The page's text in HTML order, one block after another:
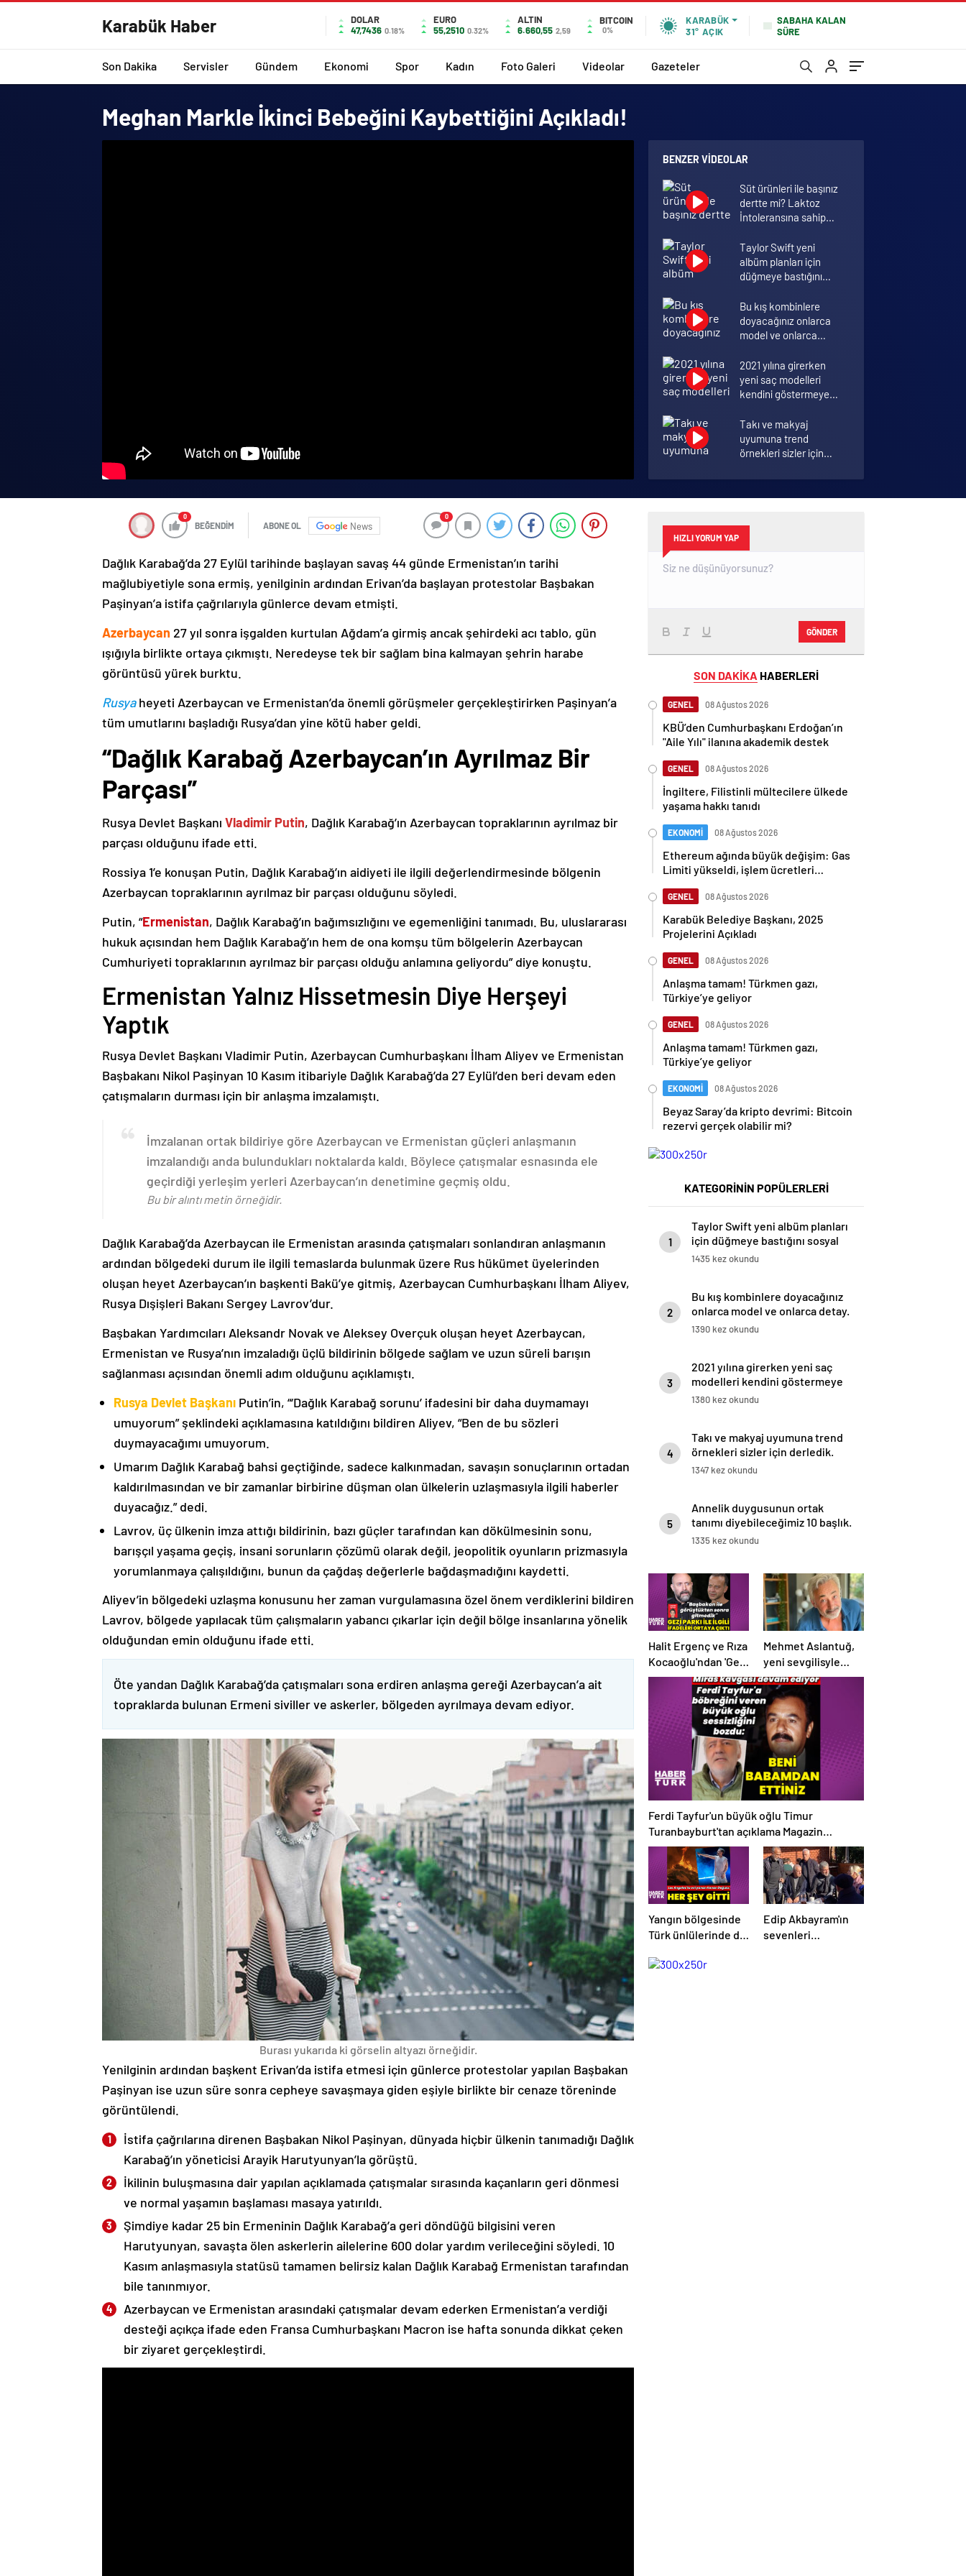
Karabük Haber
DOLAR
47,7436 0.18%
EURO
55,2510 0.32%
ALTIN
6.660,55 2,59
BITCOIN
0%
KARABÜK
31° AÇIK
SABAHA KALAN
SÜRE
Son Dakika Servisler Gündem Ekonomi Spor Kadın Foto Galeri Videolar Gazeteler
Meghan Markle İkinci Bebeğini Kaybettiğini Açıkladı!
BENZER VIDEOLAR
Süt ürünleri ile başınız
dertte mi? Laktoz
İntoleransına sahip
Taylor Swift yeni
albüm planları için
düğmeye bastığını
duyurdu!
Bu kış kombinlere
doyacağınız onlarca
model ve onlarca
2021 yılına girerken
yeni saç modelleri
kendini göstermeye
Takı ve makyaj
uyumuna trend
örnekleri sizler için
Annelik duygusunun
ortak tanımı
başlık.
0
BEĞENDİM ABONE OL News
0
Dağlık Karabağ’da 27 Eylül tarihinde başlayan savaş 44 günde Ermenistan’ın tarihi
mağlubiyetiyle sona ermiş, yenilginin ardından Erivan’da başlayan protestolar Başbakan
Paşinyan’a istifa çağrılarıyla günlerce devam etmişti.
Azerbaycan 27 yıl sonra işgalden kurtulan Ağdam’a girmiş ancak şehirdeki acı tablo, gün
ışığıyla birlikte ortaya çıkmıştı. Neredeyse tek bir sağlam bina kalmayan şehrin harabe
görüntüsü yürek burktu.
Rusyaheyeti Azerbaycan ve Ermenistan’da önemli görüşmeler gerçekleştirirken Paşinyan’a
tüm umutlarını başladığı Rusya’dan yine kötü haber geldi.
“Dağlık Karabağ Azerbaycan’ın Ayrılmaz Bir
Parçası”
Rusya Devlet Başkanı Vladimir Putin, Dağlık Karabağ’ın Azerbaycan topraklarının ayrılmaz bir
parçası olduğunu ifade etti.
Rossiya 1’e konuşan Putin, Dağlık Karabağ’ın aidiyeti ile ilgili değerlendirmesinde bölgenin
Azerbaycan topraklarının ayrılmaz bir parçası olduğunu söyledi.
Putin, “Ermenistan, Dağlık Karabağ’ın bağımsızlığını ve egemenliğini tanımadı. Bu, uluslararası
hukuk açısından hem Dağlık Karabağ’ın hem de ona komşu tüm bölgelerin Azerbaycan
Cumhuriyeti topraklarının ayrılmaz bir parçası olduğu anlamına geliyordu” diye konuştu.
Ermenistan Yalnız Hissetmesin Diye Herşeyi
Yaptık
Rusya Devlet Başkanı Vladimir Putin, Azerbaycan Cumhurbaşkanı İlham Aliyev ve Ermenistan
Başbakanı Nikol Paşinyan 10 Kasım itibariyle Dağlık Karabağ’da 27 Eylül’den beri devam eden
çatışmaların durması için bir anlaşma imzalamıştı.
İmzalanan ortak bildiriye göre Azerbaycan ve Ermenistan güçleri anlaşmanın
imzalandığı anda bulundukları noktalarda kaldı. Böylece çatışmalar esnasında ele
geçirdiği yerleşim yerleri Azerbaycan’ın denetimine geçmiş oldu.
Bu bir alıntı metin örneğidir.
Dağlık Karabağ’da Azerbaycan ile Ermenistan arasında çatışmaları sonlandıran anlaşmanın
ardından bölgedeki durum ile ilgili temaslarda bulunmak üzere Rus hükümet üyelerinden
oluşan heyet Azerbaycan’ın başkenti Bakü’ye gitmiş, Azerbaycan Cumhurbaşkanı İlham Aliyev,
Rusya Dışişleri Bakanı Sergey Lavrov’dur.
Başbakan Yardımcıları Aleksandr Novak ve Aleksey Overçuk oluşan heyet Azerbaycan,
Ermenistan ve Rusya’nın imzaladığı üçlü bildirinin bölgede sağlam ve uzun süreli barışın
sağlanması açısından önemli adım olduğunu açıklamıştı.
Rusya Devlet Başkanı Putin’in, “‘Dağlık Karabağ sorunu’ ifadesini bir daha duymamayı
umuyorum” şeklindeki açıklamasına katıldığını bildiren Aliyev, “Ben de bu sözleri
duymayacağımı umuyorum.
Umarım Dağlık Karabağ bahsi geçtiğinde, sadece kalkınmadan, savaşın sonuçlarının ortadan
kaldırılmasından ve bir zamanlar birbirine düşman olan ülkelerin uzlaşmasıyla ilgili haberler
duyacağız.” dedi.
Lavrov, üç ülkenin imza attığı bildirinin, bazı güçler tarafından kan dökülmesinin sonu,
barışçıl yaşama geçiş, insani sorunların çözümü olarak değil, jeopolitik oyunların prizmasıyla
yorumlanmaya çalışıldığını, bunun da çağdaş değerlerle bağdaşmadığını kaydetti.
Aliyev’in bölgedeki uzlaşma konusunu her zaman vurgulamasına özel önem verdiklerini bildiren
Lavrov, bölgede yapılacak tüm çalışmaların yabancı çıkarlar için değil bölge insanlarına yönelik
olduğundan emin olduğunu ifade etti.
Öte yandan Dağlık Karabağ’da çatışmaları sona erdiren anlaşma gereği Azerbaycan’a ait
topraklarda bulunan Ermeni siviller ve askerler, bölgeden ayrılmaya devam ediyor.
Burası yukarıda ki görselin altyazı örneğidir.
Yenilginin ardından başkent Erivan’da istifa etmesi için günlerce protestolar yapılan Başbakan
Paşinyan ise uzun süre sonra cepheye savaşmaya giden eşiyle birlikte bir cenaze töreninde
görüntülendi.
İstifa çağrılarına direnen Başbakan Nikol Paşinyan, dünyada hiçbir ülkenin tanımadığı Dağlık
Karabağ’ın yöneticisi Arayik Harutyunyan’la görüştü.
İkilinin buluşmasına dair yapılan açıklamada çatışmalar sırasında kaçanların geri dönmesi
ve normal yaşamın başlaması masaya yatırıldı.
Şimdiye kadar 25 bin Ermeninin Dağlık Karabağ’a geri döndüğü bilgisini veren
Harutyunyan, savaşta ölen askerlerin ailelerine 600 dolar yardım verileceğini söyledi. 10
Kasım anlaşmasıyla statüsü tamamen belirsiz kalan Dağlık Karabağ Ermenistan tarafından
bile tanınmıyor.
Azerbaycan ve Ermenistan arasındaki çatışmalar devam ederken Ermenistan’a verdiği
desteği açıkça ifade eden Fransa Cumhurbaşkanı Macron ise hafta sonunda dikkat çeken
bir ziyaret gerçekleştirdi.
HIZLI YORUM YAP
GÖNDER
SON DAKİKA HABERLERİ
GENEL 08 Ağustos 2026
KBÜ’den Cumhurbaşkanı Erdoğan’ın
"Aile Yılı" ilanına akademik destek
GENEL 08 Ağustos 2026
İngiltere, Filistinli mültecilere ülkede
yaşama hakkı tanıdı
EKONOMİ 08 Ağustos 2026
Ethereum ağında büyük değişim: Gas
Limiti yükseldi, işlem ücretleri
GENEL 08 Ağustos 2026
Karabük Belediye Başkanı, 2025
Projelerini Açıkladı
GENEL 08 Ağustos 2026
Anlaşma tamam! Türkmen gazı,
Türkiye’ye geliyor
GENEL 08 Ağustos 2026
Anlaşma tamam! Türkmen gazı,
Türkiye’ye geliyor
EKONOMİ 08 Ağustos 2026
Beyaz Saray’da kripto devrimi: Bitcoin
rezervi gerçek olabilir mi?
KATEGORİNİN POPÜLERLERİ
1
Taylor Swift yeni albüm planları
için düğmeye bastığını sosyal
medyadan duyurdu!
1435 kez okundu
2
Bu kış kombinlere doyacağınız
onlarca model ve onlarca detay.
1390 kez okundu
3
2021 yılına girerken yeni saç
modelleri kendini göstermeye
başladı.
1380 kez okundu
4
Takı ve makyaj uyumuna trend
örnekleri sizler için derledik.
1347 kez okundu
5
Annelik duygusunun ortak
tanımı diyebileceğimiz 10 başlık.
1335 kez okundu
Halit Ergenç ve Rıza
Kocaoğlu'ndan 'Gezi
Parkı' ifadesi –
Magazin haberleri
Mehmet Aslantuğ,
yeni sevgilisyle
drama
çalışmalarında
tanıştı – Magazin
haberleri
Ferdi Tayfur'un büyük oğlu Timur
Turanbayburt'tan açıklama Magazin
haberleri
Yangın bölgesinde
Türk ünlülerinde de
haberleri
Edip Akbayram'ın
sevenleri